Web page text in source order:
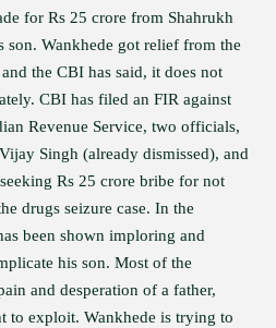
for Rs 25 crore from Shahrukh
son. Wankhede got relief from the
the CBI has said, it does not
CBI has filed an FIR against
Revenue Service, two officials,
Singh (already dismissed), and
Rs 25 crore bribe for not
drugs seizure case. In the
been shown imploring and
his son. Most of the
and desperation of a father,
to exploit. Wankhede is trying to